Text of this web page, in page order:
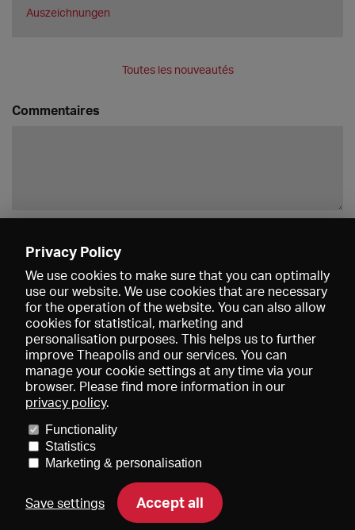
Auszeichnungen
Toutes les nouveautés
Commentaires
Données médiatiques
Conditions générales de vente
Contact
Aide Newsletter
Privacy Policy
We use cookies to make sure that you can optimally
use our website. We use cookies that are necessary
for the operation of the website. You can also allow
cookies for statistical, marketing and
personalisation purposes. This helps us to further
improve Theapolis and our services. You can
manage your cookie settings at any time via your
browser. Please find more information in our
privacy policy.
Functionality
Statistics
Marketing & personalisation
Save settings Accept all